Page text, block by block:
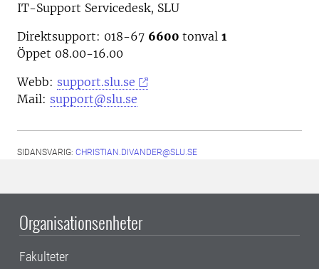
IT-Support Servicedesk, SLU
Direktsupport: 018-67 6600 tonval 1
Öppet 08.00-16.00
Webb: support.slu.se
Mail: support@slu.se
SIDANSVARIG: CHRISTIAN.DIVANDER@SLU.SE
Organisationsenheter
Fakulteter